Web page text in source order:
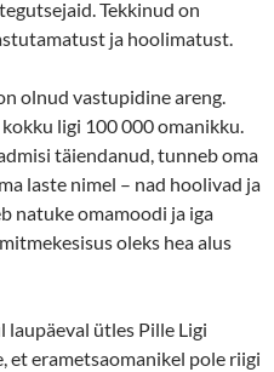
Tekkinud on
ja hoolimatust.
olnud vastupidine areng.
ligi 100 000 omanikku.
täiendanud, tunneb oma
laste nimel – nad hoolivad ja
natuke omamoodi ja iga
oleks hea alus
ütles Pille Ligi
et erametsaomanikel pole riigi